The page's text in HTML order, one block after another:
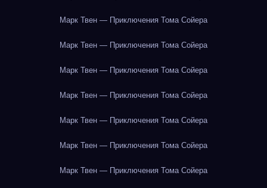
Марк Твен — Приключения Тома Сойера
Марк Твен — Приключения Тома Сойера
Марк Твен — Приключения Тома Сойера
Марк Твен — Приключения Тома Сойера
Марк Твен — Приключения Тома Сойера
Марк Твен — Приключения Тома Сойера
Марк Твен — Приключения Тома Сойера